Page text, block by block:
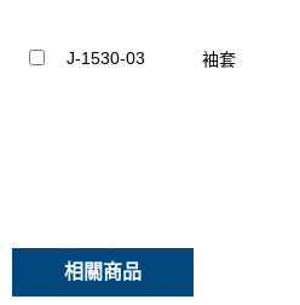
J-1530-03 袖套
相關商品